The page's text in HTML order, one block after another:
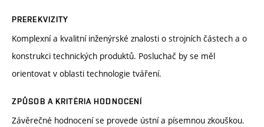
PREREKVIZITY
Komplexní a kvalitní inženýrské znalosti o strojních částech a o
konstrukci technických produktů. Posluchač by se měl
orientovat v oblasti technologie tváření.
ZPŮSOB A KRITÉRIA HODNOCENÍ
Závěrečné hodnocení se provede ústní a písemnou zkouškou.